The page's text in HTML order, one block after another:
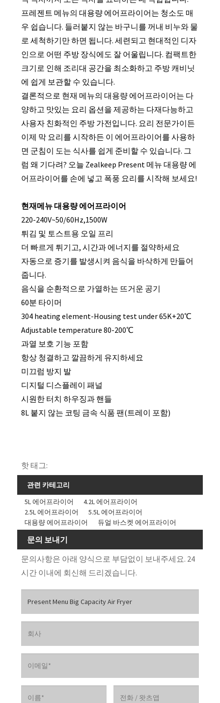
프레젠트 메뉴의 대용량 에어프라이어는 청소도 매
우 쉽습니다. 들러붙지 않는 바구니를 꺼내 비누와 물
로 세척하기만 하면 됩니다. 세련되고 현대적인 디자
인으로 어떤 주방 장식에도 잘 어울립니다. 컴팩트한
크기로 인해 조리대 공간을 최소화하고 주방 캐비닛
에 쉽게 보관할 수 있습니다.
결론적으로 현재 메뉴의 대용량 에어프라이어는 다
양하고 맛있는 요리 옵션을 제공하는 다재다능하고
사용자 친화적인 주방 가전입니다. 요리 전문가이든
이제 막 요리를 시작하든 이 에어프라이어를 사용하
면 군침이 도는 식사를 쉽게 준비할 수 있습니다. 그
럼 왜 기다려? 오늘 Zealkeep Present 메뉴 대용량 에
어프라이어를 손에 넣고 폭풍 요리를 시작해 보세요!
현재메뉴 대용량 에어프라이어
220-240V~50/60Hz,1500W
튀김 및 토스트용 오일 프리
더 빠르게 튀기고, 시간과 에너지를 절약하세요
자동으로 증기를 발생시켜 음식을 바삭하게 만들어
줍니다.
음식을 순환적으로 가열하는 뜨거운 공기
60분 타이머
304 heating element-Housing test under 65K+20℃
Adjustable temperature 80-200℃
과열 보호 기능 포함
항상 청결하고 깔끔하게 유지하세요
미끄럼 방지 발
디지털 디스플레이 패널
시원한 터치 하우징과 핸들
8L 붙지 않는 코팅 금속 식품 팬(트레이 포함)
핫 태그:
관련 카테고리
5L 에어프라이어
4.2L 에어프라이어
2.5L 에어프라이어
5.5L 에어프라이어
대용량 에어프라이어
듀얼 바스켓 에어프라이어
문의 보내기
문의사항은 아래 양식으로 부담없이 보내주세요. 24
시간 이내에 회신해 드리겠습니다.